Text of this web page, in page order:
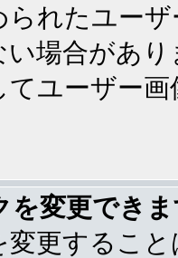
れたユー
場合があ
てユーザー
を変更でき
変更するこ